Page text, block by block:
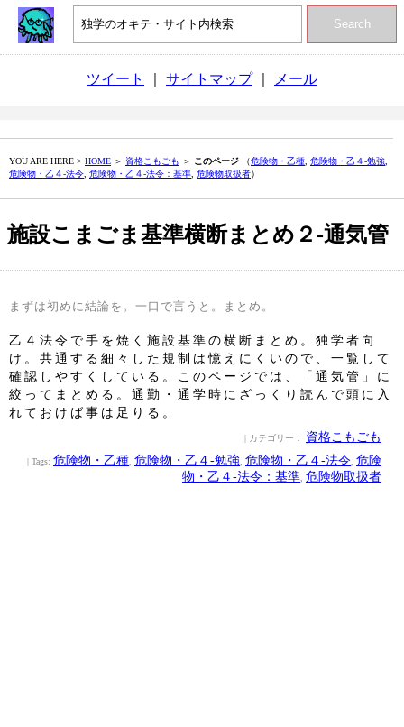
Search
ツイート サイトマップ｜ メール
YOU ARE HERE > HOME ＞ 資格こもごも ＞ このページ （危険物・乙種 危険物・乙４‐勉強
危険物・乙４‐法令 危険物・乙４‐法令：基準 危険物取扱者）
施設こまごま基準横断まとめ２‐通気管
まずは初めに結論を。一口で言うと。まとめ。
乙４法令で手を焼く施設基準の横断まとめ。独学者向
け。共通する細々した規制は憶えにくいので、一覧して
確認しやすくしている。このページでは、「通気管」に
絞ってまとめる。通勤・通学時にざっくり読んで頭に入
れておけば事は足りる。
| カテゴリー： 資格こもごも
| Tags: 危険物・乙種 危険物・乙４‐勉強 危険物・乙４‐法令 危険
物・乙４‐法令：基準 危険物取扱者